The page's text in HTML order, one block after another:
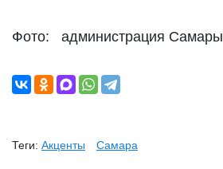
Фото: администрация Самары
Теги: Акценты Самара